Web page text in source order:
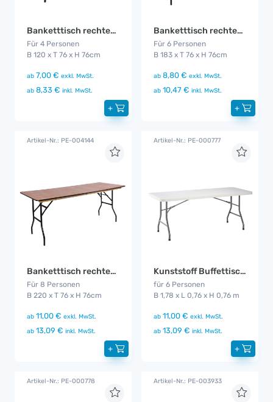
Banketttisch rechteckig 120cm
Für 4 Personen
B 120 x T 76 x H 76cm
ab 7,00 € exkl. MwSt.
ab 8,33 € inkl. MwSt.
+
Banketttisch rechteckig 183cm
Für 6 Personen
B 183 x T 76 x H 76cm
ab 8,80 € exkl. MwSt.
ab 10,47 € inkl. MwSt.
+
Artikel-Nr.: PE-004144
Banketttisch rechteckig 220cm
Für 8 Personen
B 220 x T 76 x H 76cm
ab 11,00 € exkl. MwSt.
ab 13,09 € inkl. MwSt.
+
Artikel-Nr.: PE-000777
Kunststoff Buffettisch rechteckig 1,78 m
für 6 Personen
B 1,78 x L 0,76 x H 0,76 m
ab 11,00 € exkl. MwSt.
ab 13,09 € inkl. MwSt.
+
Artikel-Nr.: PE-000778 Artikel-Nr.: PE-003933